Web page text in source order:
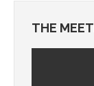
THE